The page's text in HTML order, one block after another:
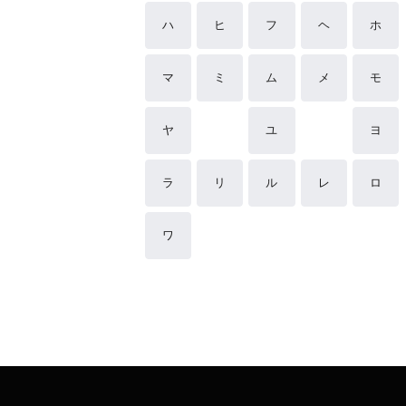
ハ ヒ フ ヘ ホ
マ ミ ム メ モ
ヤ ユ ヨ
ラ リ ル レ ロ
ワ